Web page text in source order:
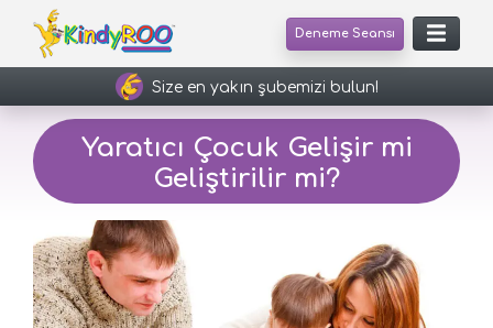
Deneme Seansı
Size en yakın şubemizi bulun!
Yaratıcı Çocuk Gelişir mi
Geliştirilir mi?